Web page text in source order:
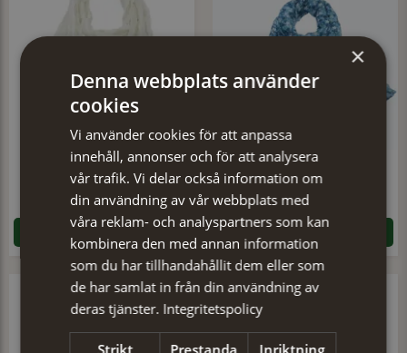
Scarf Anna
179 kr
LÄGG I VARUKORGEN
Scarf Dahlia
179 kr
LÄGG I VARUKORGEN
×
Denna webbplats använder
cookies
Vi använder cookies för att anpassa
innehåll, annonser och för att analysera
vår trafik. Vi delar också information om
din användning av vår webbplats med
våra reklam- och analyspartners som kan
kombinera den med annan information
som du har tillhandahållit dem eller som
de har samlat in från din användning av
deras tjänster. Integritetspolicy
Strikt Prestanda Inriktning